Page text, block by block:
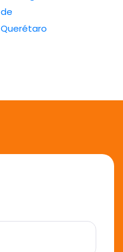
de
Querétaro